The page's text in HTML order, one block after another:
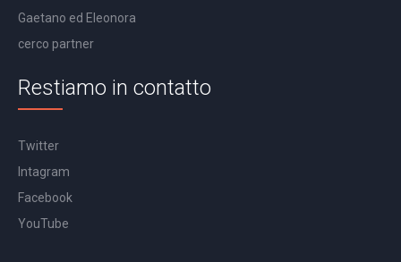
Gaetano ed Eleonora
cerco partner
Restiamo in contatto
Twitter
Intagram
Facebook
YouTube